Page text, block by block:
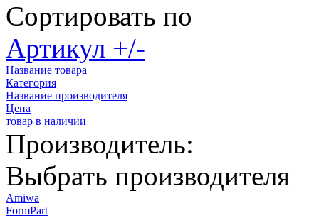
Сортировать по
Артикул +/-
Название товара
Категория
Название производителя
Цена
товар в наличии
Производитель:
Выбрать производителя
Amiwa
FormPart